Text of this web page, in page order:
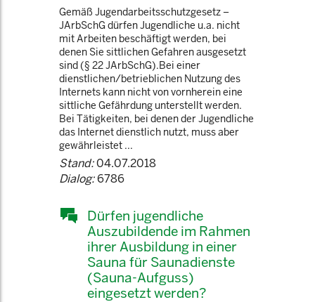
Gemäß Jugendarbeitsschutzgesetz –
JArbSchG dürfen Jugendliche u.a. nicht
mit Arbeiten beschäftigt werden, bei
denen Sie sittlichen Gefahren ausgesetzt
sind (§ 22 JArbSchG).Bei einer
dienstlichen/betrieblichen Nutzung des
Internets kann nicht von vornherein eine
sittliche Gefährdung unterstellt werden.
Bei Tätigkeiten, bei denen der Jugendliche
das Internet dienstlich nutzt, muss aber
gewährleistet ...
Stand:04.07.2018
Dialog:6786
Dürfen jugendliche
Auszubildende im Rahmen
ihrer Ausbildung in einer
Sauna für Saunadienste
(Sauna-Aufguss)
eingesetzt werden?